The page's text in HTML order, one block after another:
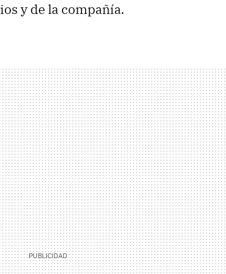
y de la compañía.